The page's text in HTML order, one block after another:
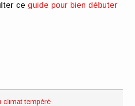
ce guide pour bien débuter
climat tempéré